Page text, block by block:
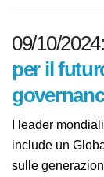
(pdf)
09/10/
per il